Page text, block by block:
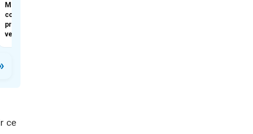
Mercato – Real Madrid :
comment le Real Betis veut
profiter de l’éclatement du
vestiaire
ce